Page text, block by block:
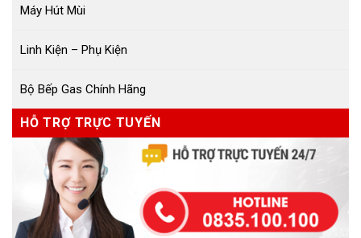
Máy Hút Mùi
Linh Kiện – Phụ Kiện
Bộ Bếp Gas Chính Hãng
HỖ TRỢ TRỰC TUYẾN